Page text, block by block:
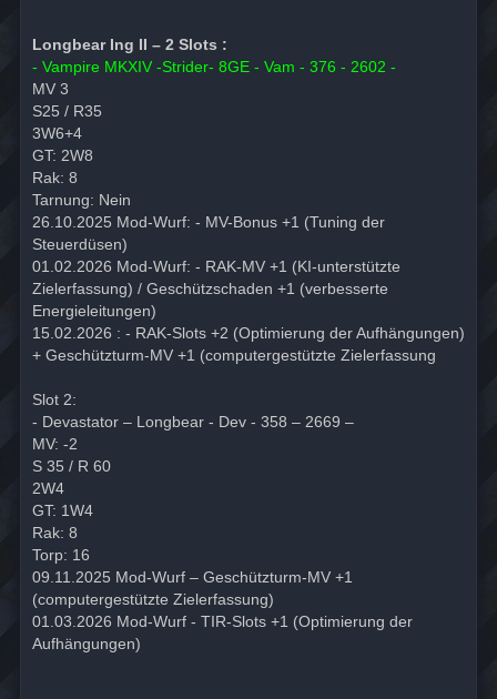
Longbear Ing II – 2 Slots :
- Vampire MKXIV -Strider- 8GE - Vam - 376 - 2602 -
MV 3
S25 / R35
3W6+4
GT: 2W8
Rak: 8
Tarnung: Nein
26.10.2025 Mod-Wurf: - MV-Bonus +1 (Tuning der
Steuerdüsen)
01.02.2026 Mod-Wurf: - RAK-MV +1 (KI-unterstützte
Zielerfassung) / Geschützschaden +1 (verbesserte
Energieleitungen)
15.02.2026 : - RAK-Slots +2 (Optimierung der Aufhängungen)
+ Geschützturm-MV +1 (computergestützte Zielerfassung
Slot 2:
- Devastator – Longbear - Dev - 358 – 2669 –
MV: -2
S 35 / R 60
2W4
GT: 1W4
Rak: 8
Torp: 16
09.11.2025 Mod-Wurf – Geschützturm-MV +1
(computergestützte Zielerfassung)
01.03.2026 Mod-Wurf - TIR-Slots +1 (Optimierung der
Aufhängungen)